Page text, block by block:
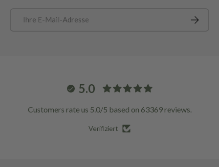
5.0
Customers rate us 5.0/5 based on 63369 reviews.
Verifiziert